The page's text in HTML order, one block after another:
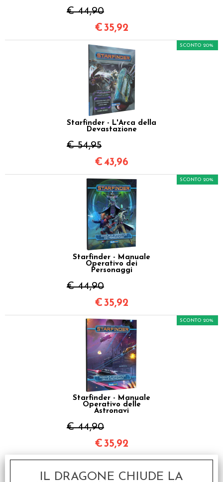
€ 44,90
€35,92
Starfinder - L'Arca della
Devastazione
€ 54,95
SCONTO 20%
€43,96
Starfinder - Manuale
Operativo dei
Personaggi
€ 44,90
SCONTO 20%
€35,92
Starfinder - Manuale
Operativo delle
Astronavi
€ 44,90
SCONTO 20%
€35,92
SCONTO 20%
IL DRAGONE CHIUDE LA